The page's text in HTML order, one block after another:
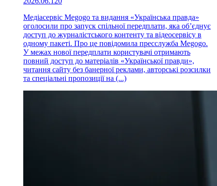
Медіасервіс Megogo та видання «Українська правда»
оголосили про запуск спільної передплати, яка об’єднує
доступ до журналістського контенту та відеосервісу в
одному пакеті. Про це повідомила пресслужба Megogo.
У межах нової передплати користувачі отримають
повний доступ до матеріалів «Української правди»,
читання сайту без банерної реклами, авторські розсилки
та спеціальні пропозиції на (...)